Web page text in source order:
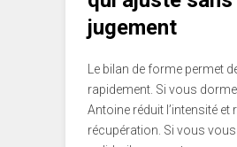
jugement
Le bilan de forme permet
rapidement. Si vous
Antoine réduit l’intensité et
récupération. Si vous